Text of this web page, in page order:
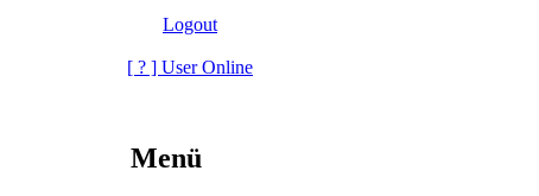
Logout
[ ? ] User Online
Menü